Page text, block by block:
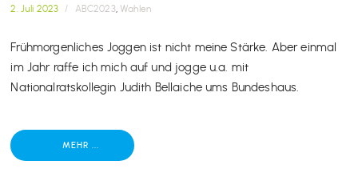
2. Juli 2023 / ABC2023, Wahlen
Frühmorgenliches Joggen ist nicht meine Stärke. Aber einmal
im Jahr raffe ich mich auf und jogge u.a. mit
Nationalratskollegin Judith Bellaiche ums Bundeshaus.
MEHR ...